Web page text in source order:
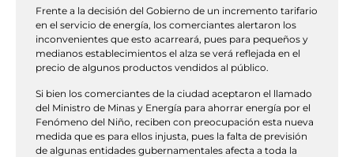
Frente a la decisión del Gobierno de un incremento tarifario
en el servicio de energía, los comerciantes alertaron los
inconvenientes que esto acarreará, pues para pequeños y
medianos establecimientos el alza se verá reflejada en el
precio de algunos productos vendidos al público.
Si bien los comerciantes de la ciudad aceptaron el llamado
del Ministro de Minas y Energía para ahorrar energía por el
Fenómeno del Niño, reciben con preocupación esta nueva
medida que es para ellos injusta, pues la falta de previsión
de algunas entidades gubernamentales afecta a toda la